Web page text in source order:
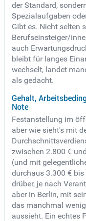
der Standard,
Spezialaufgaben
Gibt es. Nicht selten
Berufseinsteiger/
auch
bleibt für langes
wechselt, landet
als gedacht.
Gehalt,
Note
Festanstellung im
aber wie sieht's mit
zwischen 2.800 €
(und mit
durchaus 3.300 €
drüber, je nach
aber in Berlin, mit
das manchmal
aussieht. Ein echtes